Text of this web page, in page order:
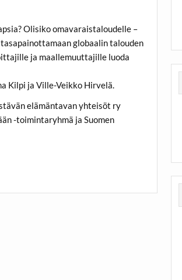
Olisiko omavaraistaloudelle –
globaalin talouden
ja maallemuuttajille luoda
Kilpi ja Ville-Veikko Hirvelä.
elämäntavan yhteisöt ry
-toimintaryhmä ja Suomen